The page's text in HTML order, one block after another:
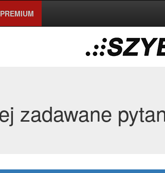
PREMIUM
zadawane